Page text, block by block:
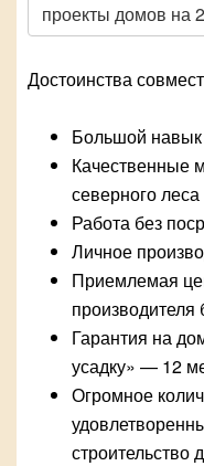
проекты домов на
Достоинства
Большой
Качественные
северного
Работа без
Личное
Приемлемая
производителя
Гарантия на
усадку» — 12
Огромное
строительство